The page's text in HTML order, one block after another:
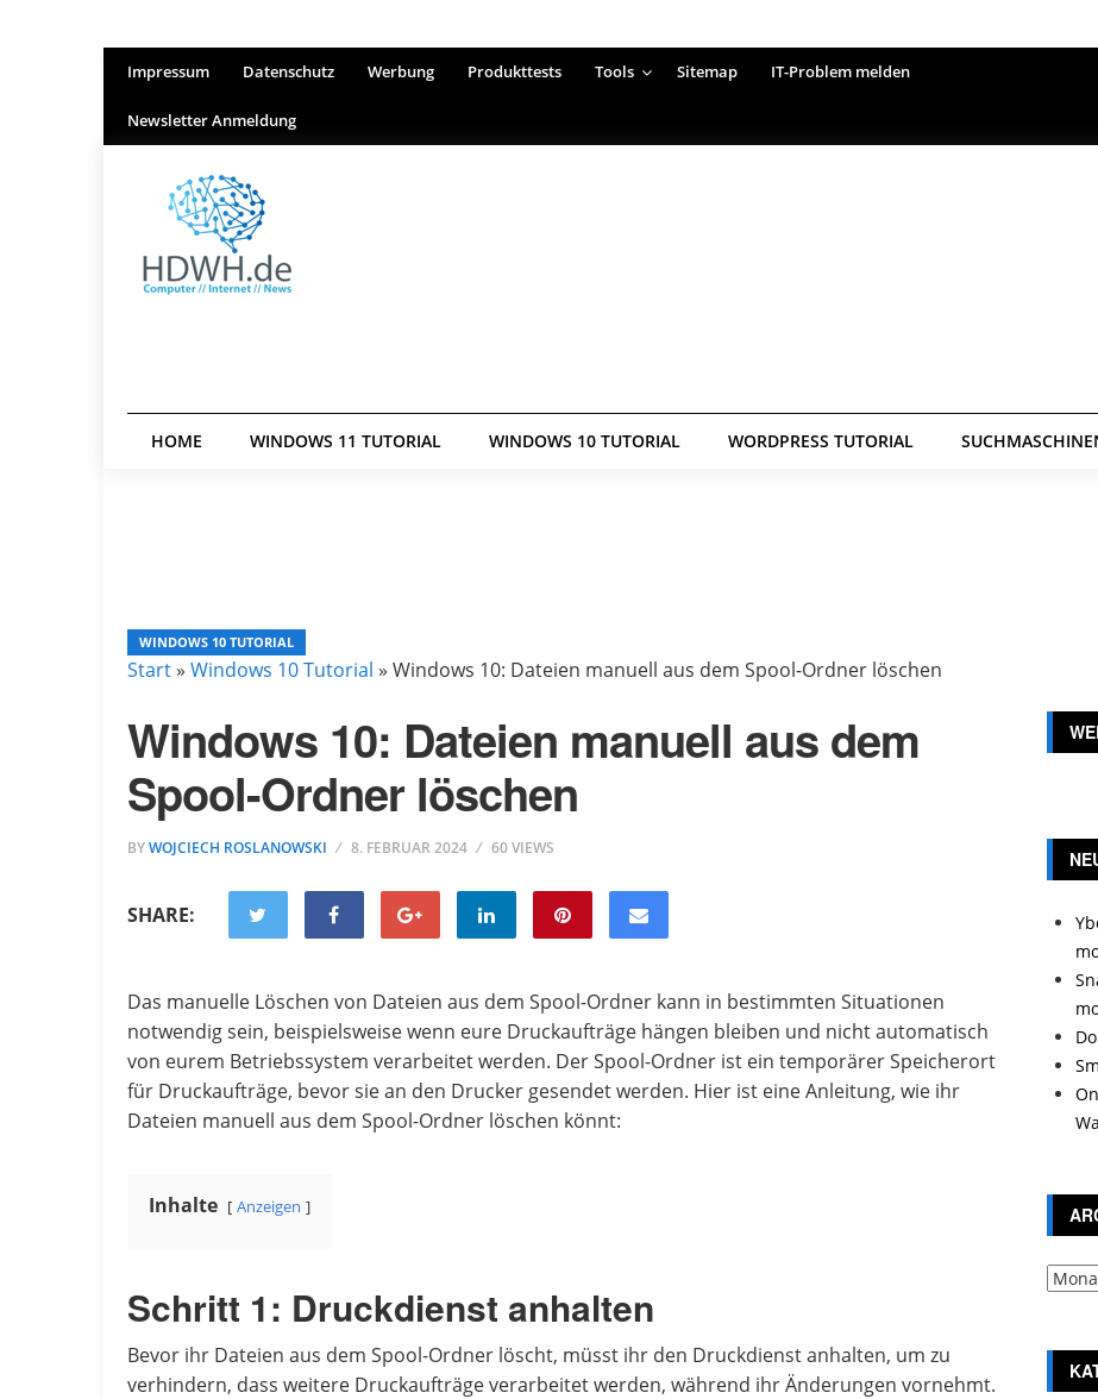
Impressum Datenschutz Werbung Produkttests Tools Sitemap IT-Problem melden
Newsletter Anmeldung
HOME WINDOWS 11 TUTORIAL WINDOWS 10 TUTORIAL WORDPRESS TUTORIAL
WINDOWS 10 TUTORIAL
Start» Windows 10 Tutorial » Windows 10: Dateien manuell aus dem Spool-Ordner löschen
Windows 10: Dateien manuell aus dem
Spool-Ordner löschen
BYWOJCIECH ROSLANOWSKI 8. FEBRUAR 2024 60 VIEWS
SHARE:
Das manuelle Löschen von Dateien aus dem Spool-Ordner kann in bestimmten Situationen
notwendig sein, beispielsweise wenn eure Druckaufträge hängen bleiben und nicht automatisch
von eurem Betriebssystem verarbeitet werden. Der Spool-Ordner ist ein temporärer Speicherort
für Druckaufträge, bevor sie an den Drucker gesendet werden. Hier ist eine Anleitung, wie ihr
Dateien manuell aus dem Spool-Ordner löschen könnt:
Inhalte Anzeigen
Schritt 1: Druckdienst anhalten
Bevor ihr Dateien aus dem Spool-Ordner löscht, müsst ihr den Druckdienst anhalten, um zu
verhindern, dass weitere Druckaufträge verarbeitet werden, während ihr Änderungen vornehmt.
Archiv